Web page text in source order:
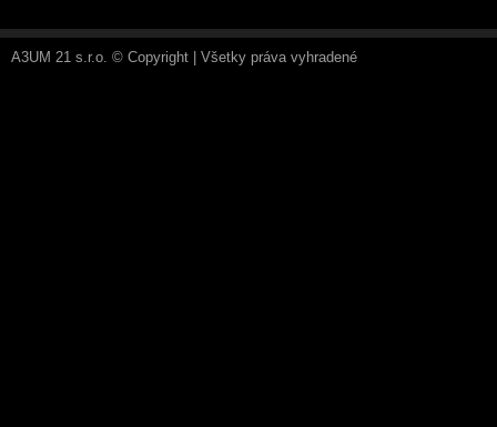
A3UM 21 s.r.o. © Copyright | Všetky práva vyhradené